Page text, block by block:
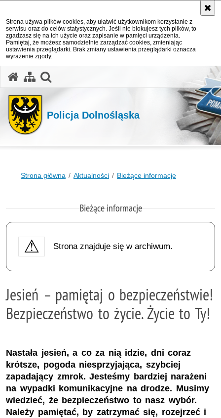
Strona używa plików cookies, aby ułatwić użytkownikom korzystanie z
serwisu oraz do celów statystycznych. Jeśli nie blokujesz tych plików, to
zgadzasz się na ich użycie oraz zapisanie w pamięci urządzenia.
Pamiętaj, że możesz samodzielnie zarządzać cookies, zmieniając
ustawienia przeglądarki. Brak zmiany ustawienia przeglądarki oznacza
wyrażenie zgody.
Policja Dolnośląska
Strona główna Aktualności Bieżące informacje
Bieżące informacje
Strona znajduje się w archiwum.
Jesień – pamiętaj o bezpieczeństwie!
Bezpieczeństwo to życie. Życie to Ty!
Nastała jesień, a co za nią idzie, dni coraz
krótsze, pogoda niesprzyjająca, szybciej
zapadający zmrok. Jesteśmy bardziej narażeni
na wypadki komunikacyjne na drodze. Musimy
wiedzieć, że bezpieczeństwo to nasz wybór.
Należy pamiętać, by zatrzymać się, rozejrzeć i